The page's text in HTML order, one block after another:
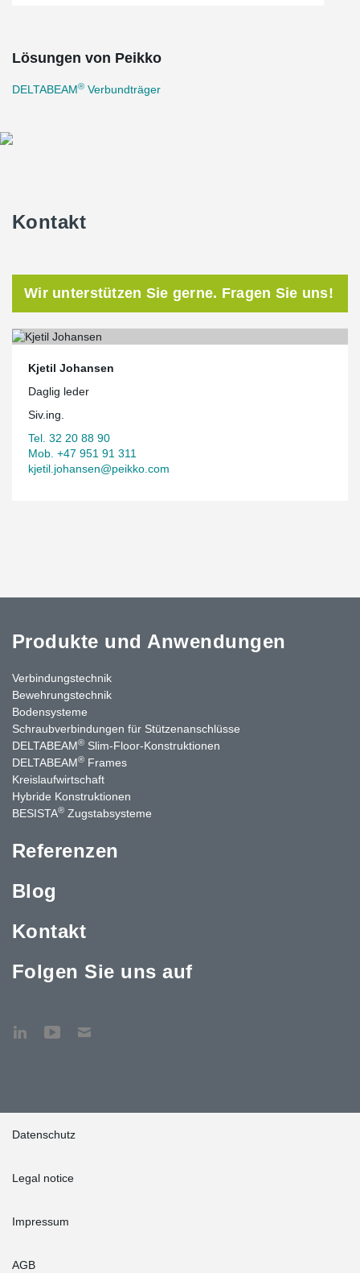
Lösungen von Peikko
DELTABEAM® Verbundträger
Kontakt
Wir unterstützen Sie gerne. Fragen Sie uns!
Kjetil Johansen
Daglig leder
Siv.ing.
Tel. 32 20 88 90
Mob. +47 951 91 311
kjetil.johansen@peikko.com
Produkte und Anwendungen
Verbindungstechnik
Bewehrungstechnik
Bodensysteme
Schraubverbindungen für Stützenanschlüsse
DELTABEAM® Slim-Floor-Konstruktionen
DELTABEAM® Frames
Kreislaufwirtschaft
Hybride Konstruktionen
BESISTA® Zugstabsysteme
Referenzen
Blog
Kontakt
Folgen Sie uns auf
Datenschutz
Legal notice
Impressum
AGB